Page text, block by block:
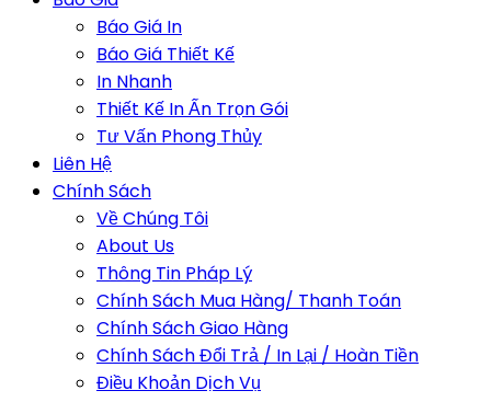
Báo Giá In
Báo Giá Thiết Kế
In Nhanh
Thiết Kế In Ấn Trọn Gói
Tư Vấn Phong Thủy
Liên Hệ
Chính Sách
Về Chúng Tôi
About Us
Thông Tin Pháp Lý
Chính Sách Mua Hàng/ Thanh Toán
Chính Sách Giao Hàng
Chính Sách Đổi Trả / In Lại / Hoàn Tiền
Điều Khoản Dịch Vụ